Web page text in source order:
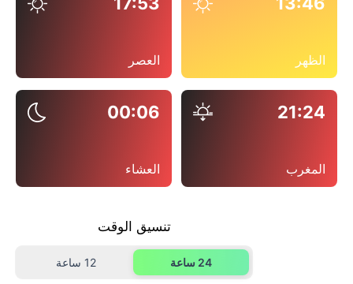
الظهر العصر
21:24
المغرب
00:06
العشاء
تنسيق الوقت
24 ساعة 12 ساعة